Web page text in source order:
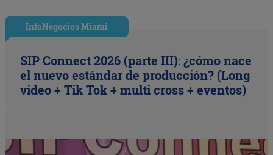
InfoNegocios Miami
SIP Connect 2026 (parte III): ¿cómo nace
el nuevo estándar de producción? (Long
video + Tik Tok + multi cross + eventos)